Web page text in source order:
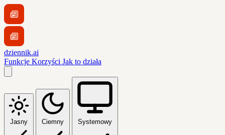
dziennik.ai
Funkcje Korzyści Jak to działa
Jasny Ciemny Systemowy